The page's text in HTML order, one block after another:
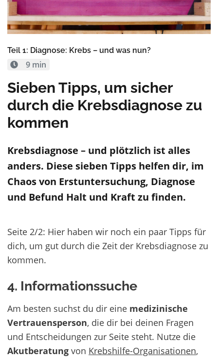
Teil 1: Diagnose: Krebs – und was nun?
9 min
Sieben Tipps, um sicher
durch die Krebsdiagnose zu
kommen
Krebsdiagnose – und plötzlich ist alles
anders. Diese sieben Tipps helfen dir, im
Chaos von Erstuntersuchung, Diagnose
und Befund Halt und Kraft zu finden.
Seite 2/2: Hier haben wir noch ein paar Tipps für
dich, um gut durch die Zeit der Krebsdiagnose zu
kommen.
4. Informationssuche
Am besten suchst du dir eine medizinische
Vertrauensperson, die dir bei deinen Fragen
und Entscheidungen zur Seite steht. Nutze die
Akutberatung von Krebshilfe-Organisationen,